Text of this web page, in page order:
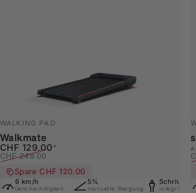
WALKING PAD
Walkmate
Verkaufspreis
CHF 129.00 *
Normaler Preis
CHF 249.00
Spare CHF 120.00
6 km/h
Geschwindigkeit
5%
manuelle Steigung integriert